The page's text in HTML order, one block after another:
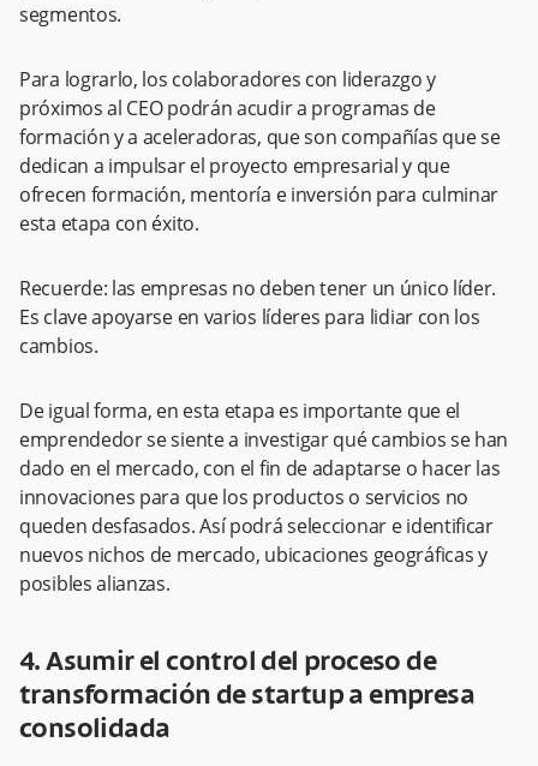
segmentos.
Para lograrlo, los colaboradores con liderazgo y
próximos al CEO podrán acudir a programas de
formación y a aceleradoras, que son compañías que se
dedican a impulsar el proyecto empresarial y que
ofrecen formación, mentoría e inversión para culminar
esta etapa con éxito.
Recuerde: las empresas no deben tener un único líder.
Es clave apoyarse en varios líderes para lidiar con los
cambios.
De igual forma, en esta etapa es importante que el
emprendedor se siente a investigar qué cambios se han
dado en el mercado, con el fin de adaptarse o hacer las
innovaciones para que los productos o servicios no
queden desfasados. Así podrá seleccionar e identificar
nuevos nichos de mercado, ubicaciones geográficas y
posibles alianzas.
4. Asumir el control del proceso de
transformación de startup a empresa
consolidada